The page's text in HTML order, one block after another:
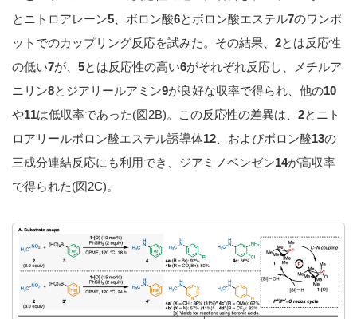
とニトロアレーン5 、ボロン酸6とボロン酸エステル7のワンポ
ットでのカップリング反応を試みた。その結果、 2とは反応性
の低い7が、 5とは反応性の高い6がそれぞれ反応し、メチルア
ニリン8とジアリールアミン9が良好な収率で得られ、他の10
や11は低収率であった(図2B)。この反応性の差異は、 2とニト
ロアリールボロン酸エステル誘導体12 、およびボロン酸13の
三成分連結反応にも利用でき、ジアミノベンゼン14が高収率
で得られた(図2C)。